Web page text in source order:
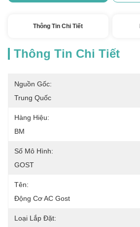
Thông Tin Chi Tiết
Thông Tin Chi Tiết
Nguồn Gốc:
Trung Quốc
Hàng Hiệu:
BM
Số Mô Hình:
GOST
Tên:
Động Cơ AC Gost
Loại Lắp Đặt: